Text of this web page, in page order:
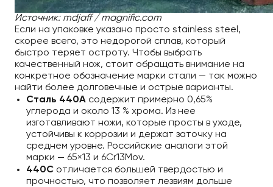
Источник: mdjaff / magnific.com
Если на упаковке указано просто stainless steel,
скорее всего, это недорогой сплав, который
быстро теряет остроту. Чтобы выбрать
качественный нож, стоит обращать внимание на
конкретное обозначение марки стали — так можно
найти более долговечные и острые варианты.
Сталь 440A содержит примерно 0,65%
углерода и около 13 % хрома. Из нее
изготавливают ножи, которые просты в уходе,
устойчивы к коррозии и держат заточку на
среднем уровне. Российские аналоги этой
марки — 65×13 и 6Cr13Mov.
440C отличается большей твердостью и
прочностью, что позволяет лезвиям дольше